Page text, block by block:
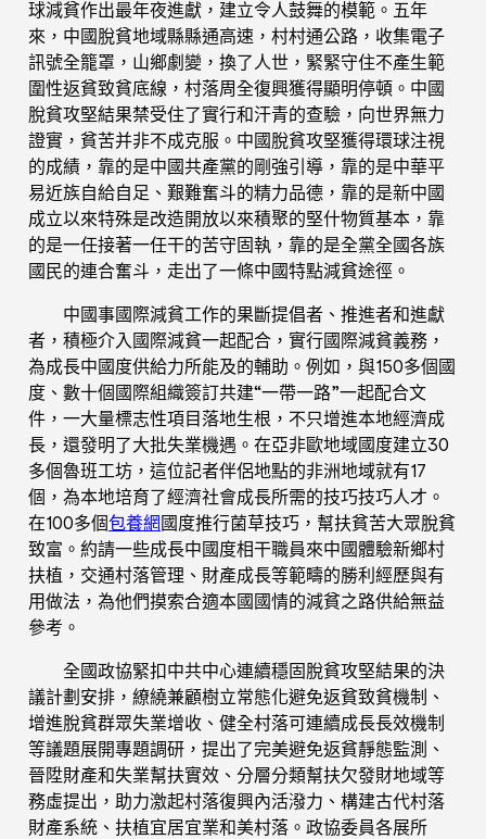
球減貧作出最年夜進獻，建立令人鼓舞的模範。五年
來，中國脫貧地域縣縣通高速，村村通公路，收集電子
訊號全籠罩，山鄉劇變，換了人世，緊緊守住不產生範
圍性返貧致貧底線，村落周全復興獲得顯明停頓。中國
脫貧攻堅結果禁受住了實行和汗青的查驗，向世界無力
證實，貧苦并非不成克服。中國脫貧攻堅獲得環球注視
的成績，靠的是中國共產黨的剛強引導，靠的是中華平
易近族自給自足、艱難奮斗的精力品德，靠的是新中國
成立以來特殊是改造開放以來積聚的堅什物質基本，靠
的是一任接著一任干的苦守固執，靠的是全黨全國各族
國民的連合奮斗，走出了一條中國特點減貧途徑。
中國事國際減貧工作的果斷提倡者、推進者和進獻
者，積極介入國際減貧一起配合，實行國際減貧義務，
為成長中國度供給力所能及的輔助。例如，與150多個國
度、數十個國際組織簽訂共建“一帶一路”一起配合文
件，一大量標志性項目落地生根，不只增進本地經濟成
長，還發明了大批失業機遇。在亞非歐地域國度建立30
多個魯班工坊，這位記者伴侶地點的非洲地域就有17
個，為本地培育了經濟社會成長所需的技巧技巧人才。
在100多個包養網國度推行菌草技巧，幫扶貧苦大眾脫貧
致富。約請一些成長中國度相干職員來中國體驗新鄉村
扶植，交通村落管理、財產成長等範疇的勝利經歷與有
用做法，為他們摸索合適本國國情的減貧之路供給無益
參考。
全國政協緊扣中共中心連續穩固脫貧攻堅結果的決
議計劃安排，繚繞兼顧樹立常態化避免返貧致貧機制、
增進脫貧群眾失業增收、健全村落可連續成長長效機制
等議題展開專題調研，提出了完美避免返貧靜態監測、
晉陞財產和失業幫扶實效、分層分類幫扶欠發財地域等
務虛提出，助力激起村落復興內活潑力、構建古代村落
財產系統、扶植宜居宜業和美村落。政協委員各展所